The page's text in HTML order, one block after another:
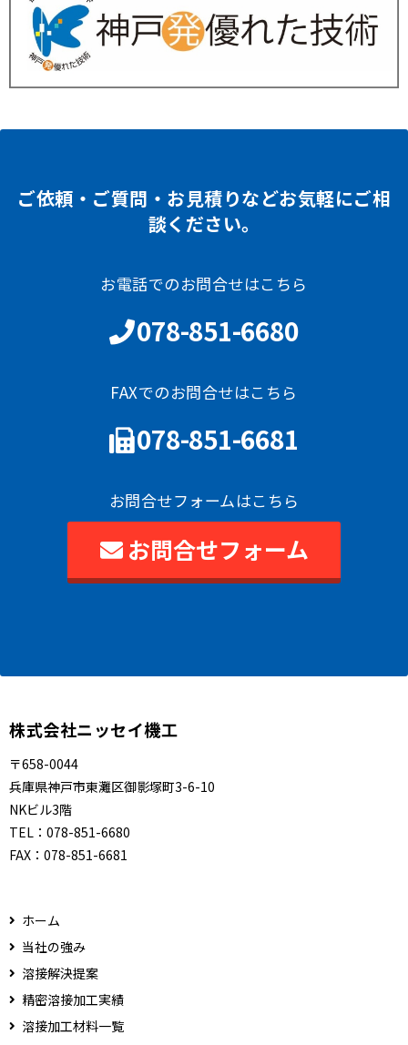
ご依頼・ご質問・お見積りなどお気軽にご相
談ください。
お電話でのお問合せはこちら
078-851-6680
FAXでのお問合せはこちら
078-851-6681
お問合せフォームはこちら
お問合せフォーム
株式会社ニッセイ機工
〒658-0044
兵庫県神戸市東灘区御影塚町3-6-10
NKビル3階
TEL： 078-851-6680
FAX： 078-851-6681
ホーム
当社の強み
溶接解決提案
精密溶接加工実績
溶接加工材料一覧